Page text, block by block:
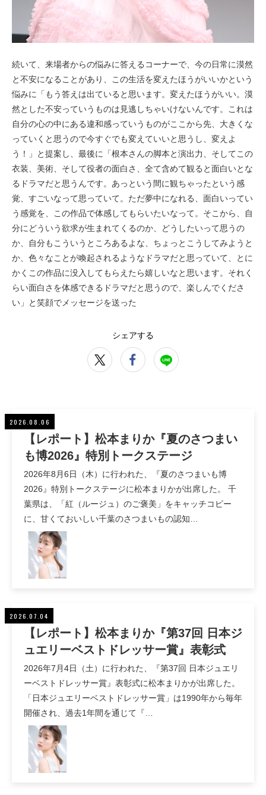
続いて、来場者からの悩みに答えるコーナーで、今の日常に漠然
と不安になることがあり、この生活を変えたほうがいいかという
悩みに「もう答えは出ていると思います。変えたほうがいい。漠
然とした不安っていうものは見逃しちゃいけないんです。これは
自分の心の中にある違和感っていうものがここから先、大きくな
っていくと思うので今すぐでも変えていいと思うし、変えよ
う！」と提案し、最後に「根本さんの脚本と演出力、そしてこの
衣装、美術、そして役者の面白さ、全て含めて観ると面白いとな
るドラマだと思うんです。あっという間に観ちゃったという感
覚、すごいなって思っていて。ただ夢中になれる、面白いってい
う感覚を、この作品で体感してもらいたいなって。そこから、自
分にどういう欲求が生まれてくるのか、どうしたいって思うの
か、自分もこういうところあるよな、ちょっとこうしてみようと
か、色々なことが喚起されるようなドラマだと思っていて、とに
かくこの作品に没入してもらえたら嬉しいなと思います。それく
らい面白さを体感できるドラマだと思うので、楽しんでくださ
い」と笑顔でメッセージを送った
シェアする
2026.08.06
【レポート】松本まりか『夏のさつまい
も博2026』特別トークステージ
2026年8月6日（木）に行われた、『夏のさつまいも博
2026』特別トークステージに松本まりかが出席した。 千
葉県は、「紅（ルージュ）のご褒美」をキャッチコピー
に、甘くておいしい千葉のさつまいもの認知…
2026.07.04
【レポート】松本まりか『第37回 日本ジ
ュエリーベストドレッサー賞』表彰式
2026年7月4日（土）に行われた、『第37回 日本ジュエリ
ーベストドレッサー賞』表彰式に松本まりかが出席した。
「日本ジュエリーベストドレッサー賞」は1990年から毎年
開催され、過去1年間を通じて『…